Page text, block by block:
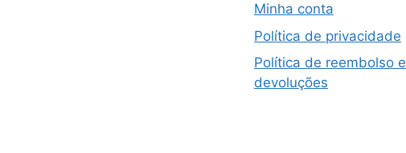
Minha conta
Política de privacidade
Política de reembolso e
devoluções